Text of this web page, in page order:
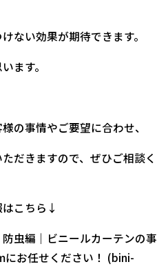
ない効果が期待できます。
ます。
の事情やご要望に合わせ、
だきますので、ぜひご相談く
こちら↓
虫編｜ビニールカーテンの事
にお任せください！ (bini-